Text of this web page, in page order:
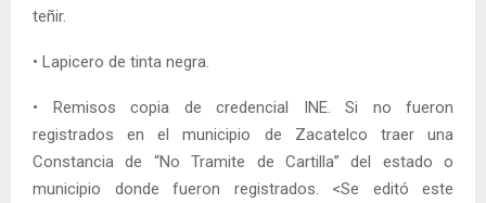
teñir.
• Lapicero de tinta negra.
• Remisos copia de credencial INE. Si no fueron
registrados en el municipio de Zacatelco traer una
Constancia de “No Tramite de Cartilla” del estado o
municipio donde fueron registrados. ‎<Se editó este